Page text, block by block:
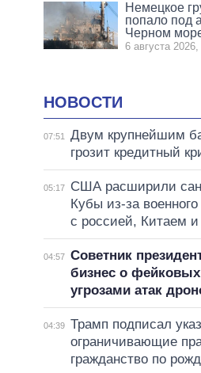
Немецкое
попало под
Черном
6 августа
НОВОСТИ
07:51
Двум крупнейшим
грозит кредитный
05:17
США расширили
Кубы из-за
с россией, Китаем
04:57 Советник
бизнес о
угрозами атак
04:39 Трамп подписал
ограничивающие
гражданство по